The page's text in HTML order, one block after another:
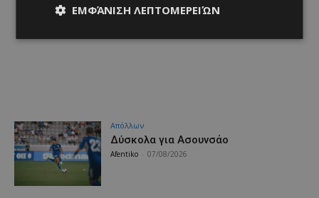
Απόλλων
Δύσκολα για Ασουνσάο
Afentiko 07/08/2026
ΕΜΦΆΝΙΣΗ ΛΕΠΤΟΜΕΡΕΙΏΝ